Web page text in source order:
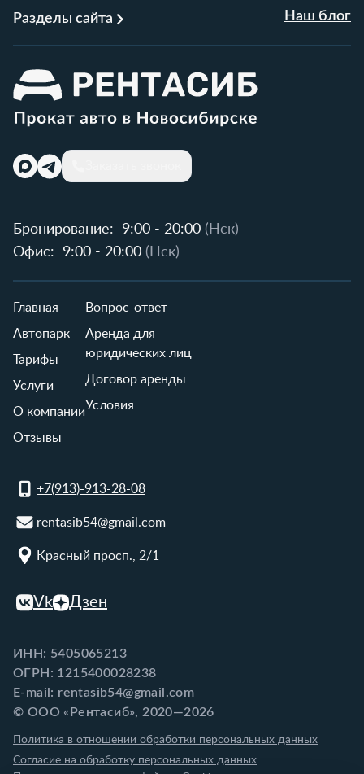
Разделы сайта Наш блог
Бронирование: 9:00 - 20:00 (Нск)
Офис:
9:00 - 20:00 (Нск)
Главная
Автопарк
Тарифы
Услуги
О компании
Отзывы
Вопрос-ответ
Аренда для
юридических лиц
Договор аренды
Условия
+7(913)-913-28-08
rentasib54@gmail.com
Красный просп., 2/1
Vk Дзен
ИНН: 5405065213
ОГРН: 1215400028238
E-mail: rentasib54@gmail.com
© ООО «Рентасиб», 2020—2026
Политика в отношении обработки персональных данных
Согласие на обработку персональных данных